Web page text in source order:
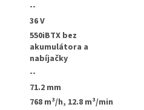
--
36 V
550iBTX bez
akumulátora a
nabíjačky
--
71.2 mm
768 m³/h, 12.8 m³/min